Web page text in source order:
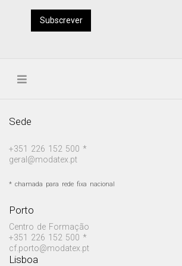
Subscrever
Sede
+351 226 152 500 *
geral@modatex.pt
* chamada para rede fixa nacional
Porto
Centro de Formação
+351 226 152 500 *
cf.porto@modatex.pt
Lisboa